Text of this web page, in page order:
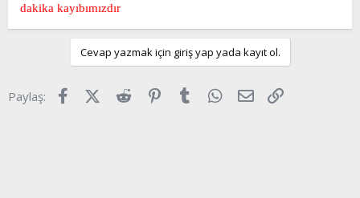
dakika kayıbımızdır
Cevap yazmak için giriş yap yada kayıt ol.
Paylaş: FacebookX (Twitter)
Reddit Pinterest
Tumblr WhatsApp
E-posta